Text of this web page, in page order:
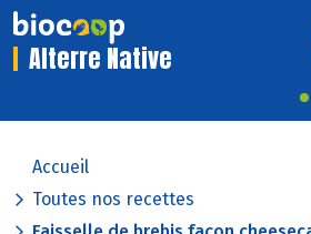
Alterre Native
Accueil
Toutes nos recettes